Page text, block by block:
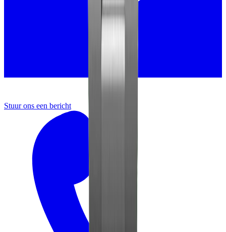
Stuur ons een bericht